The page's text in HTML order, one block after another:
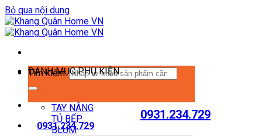
Bỏ qua nội dung
Tìm kiếm:
0931.234.729
0931.234.729
DANH MỤC PHỤ KIỆN
TAY NÂNG
TỦ BẾP
BLUM